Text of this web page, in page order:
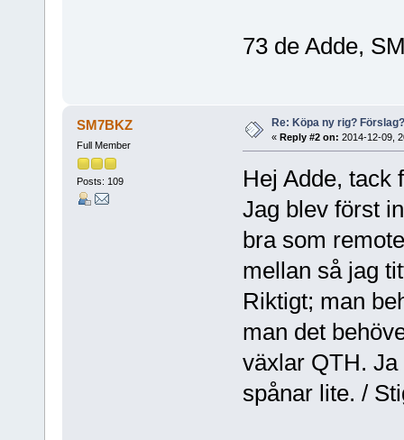
73 de Adde,
SM7BKZ
Full Member
Posts: 109
Re: Köpa ny rig? Förslag?
« Reply #2 on: 2014-12-09,
Hej Adde, tack
Jag blev först
bra som
mellan så jag
Riktigt; man
man det
växlar QTH.
spånar lite. /